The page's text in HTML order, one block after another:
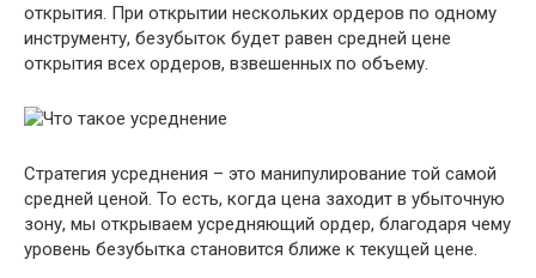
открытия. При открытии нескольких ордеров по одному
инструменту, безубыток будет равен средней цене
открытия всех ордеров, взвешенных по объему.
Стратегия усреднения – это манипулирование той самой
средней ценой. То есть, когда цена заходит в убыточную
зону, мы открываем усредняющий ордер, благодаря чему
уровень безубытка становится ближе к текущей цене.